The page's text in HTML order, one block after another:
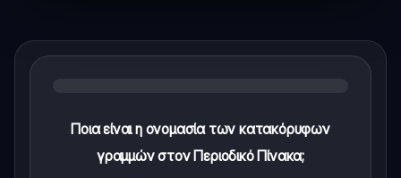
Ποια είναι η ονομασία των κατακόρυφων
γραμμών στον Περιοδικό Πίνακα;